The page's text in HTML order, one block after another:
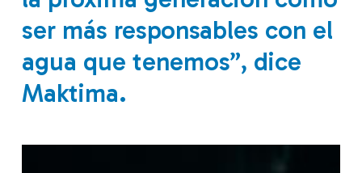
ser más responsables con el
agua que tenemos”, dice
Maktima.